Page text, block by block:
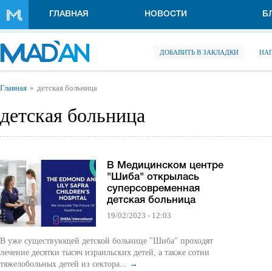
ГЛАВНАЯ НОВОСТИ
ДОБАВИТЬ В ЗАКЛАДКИ
Вы здесь
Главная детская больница
детская больница
В Медицинском центре
"Шиба" открылась
суперсовременная
детская больница
19/02/2023 - 12:03
В уже существующей детской больнице "Шиба" проходят
лечение десятки тысяч израильских детей, а также сотни
тяжелобольных детей из сектора... →